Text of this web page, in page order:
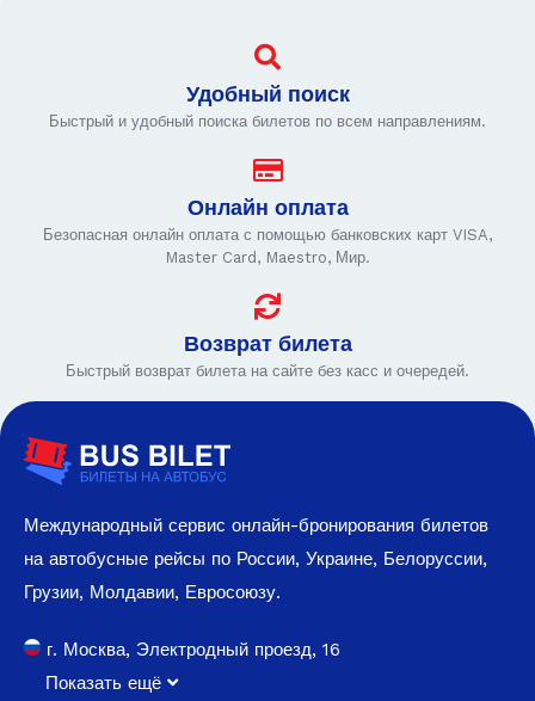
Удобный поиск
Быстрый и удобный поиска билетов по всем направлениям.
Онлайн оплата
Безопасная онлайн оплата с помощью банковских карт VISA,
Master Card, Maestro, Мир.
Возврат билета
Быстрый возврат билета на сайте без касс и очередей.
Международный сервис онлайн-бронирования билетов
на автобусные рейсы по России, Украине, Белоруссии,
Грузии, Молдавии, Евросоюзу.
г. Москва, Электродный проезд, 16
Показать ещё